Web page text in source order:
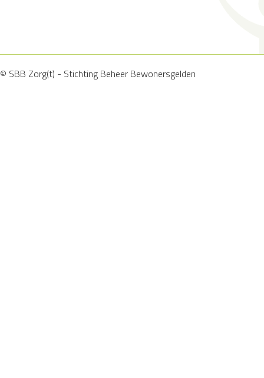
© SBB Zorg(t) - Stichting Beheer Bewonersgelden